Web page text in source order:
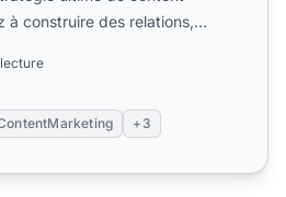
à construire des relations,
+3